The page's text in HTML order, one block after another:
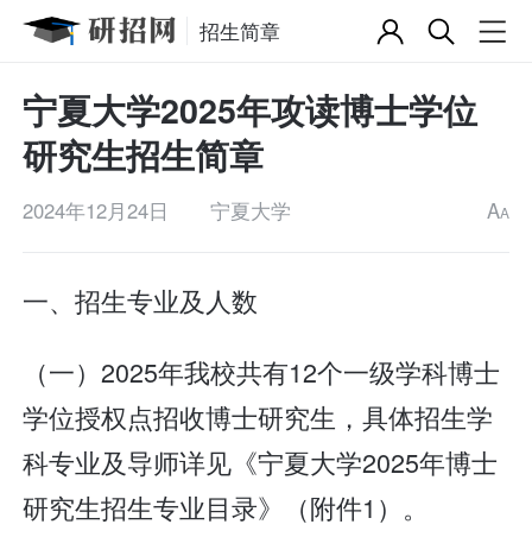
招生简章
宁夏大学2025年攻读博士学位
研究生招生简章
2024年12月24日 宁夏大学 AA
一、招生专业及人数
（一）2025年我校共有12个一级学科博士
学位授权点招收博士研究生，具体招生学
科专业及导师详见《宁夏大学2025年博士
研究生招生专业目录》（附件1）。